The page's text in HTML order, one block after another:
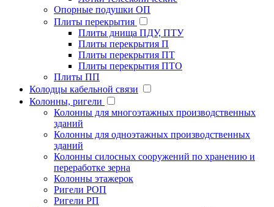
Опорные подушки ОП
Плиты перекрытия
Плиты днища ПДУ, ПТУ
Плиты перекрытия П
Плиты перекрытия ПТ
Плиты перекрытия ПТО
Плиты ПП
Колодцы кабельной связи
Колонны, ригели
Колонны для многоэтажных производственных
зданий
Колонны для одноэтажных производственных
зданий
Колонны силосных сооружений по хранению и
переработке зерна
Колонны этажерок
Ригели РОП
Ригели РП